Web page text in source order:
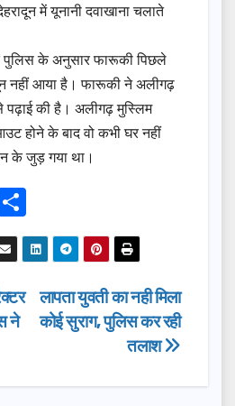
में यूनानी दवाखाना चलाते
के अनुसार फारूकी पिछले
नहीं आया है। फारूकी ने अलीगढ़
पढ़ाई की है। अलीगढ़ मुस्लिम
होने के बाद वो कभी घर नहीं
के जुड़ गया था।
E
h
ar
eलापता युवती का नही मिला
कोई सुराग, पुलिस कर रही
तलाश
ने